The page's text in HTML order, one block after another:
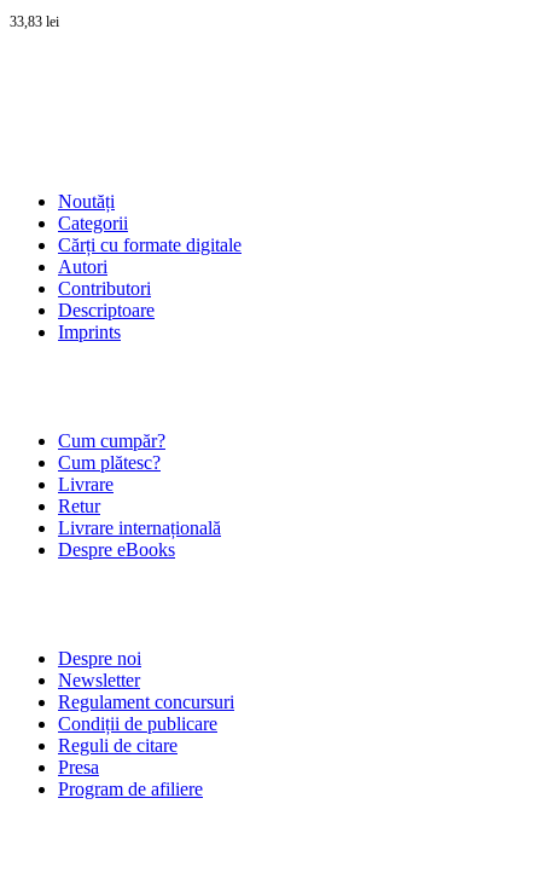
33,83 lei
Noutăți
Categorii
Cărți cu formate digitale
Autori
Contributori
Descriptoare
Imprints
Cum cumpăr?
Cum plătesc?
Livrare
Retur
Livrare internațională
Despre eBooks
Despre noi
Newsletter
Regulament concursuri
Condiții de publicare
Reguli de citare
Presa
Program de afiliere